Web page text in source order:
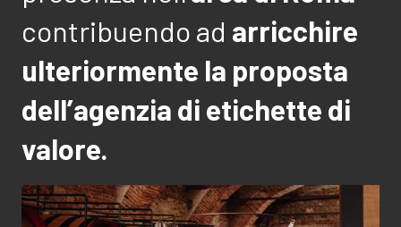
contribuendo ad arricchire
ulteriormente la proposta
dell’agenzia di etichette di
valore.